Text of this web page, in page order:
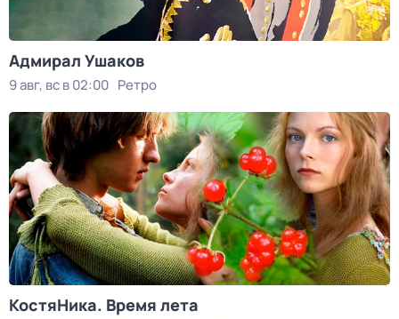
Адмирал Ушаков
9 авг, вс в 02:00 Ретро
КостяНика. Время лета